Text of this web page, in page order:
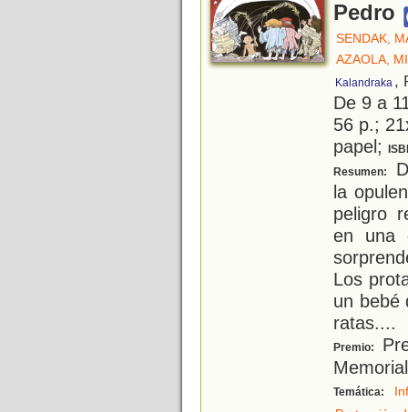
Pedro
SENDAK,
AZAOLA,
Kalandraka ,
De 9 a
56 p.;
papel;
Resumen:
la
peligro
en una
Los
un bebé
ratas....
Premio:
Temática: